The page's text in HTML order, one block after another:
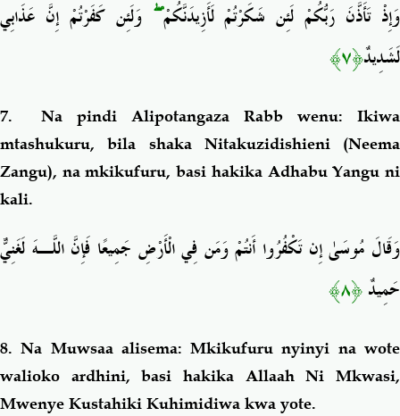
وَإِذْ تَأَذَّنَ رَبُّكُمْ لَئِن شَكَرْتُمْ لَأَزِيدَنَّكُمْۖ وَلَئِن كَفَرْتُمْ إِنَّ عَذَابِي
لَشَدِيدٌ﴿٧﴾
7. Na pindi Alipotangaza Rabb wenu: Ikiwa
mtashukuru, bila shaka Nitakuzidishieni (Neema
Zangu), na mkikufuru, basi hakika Adhabu Yangu ni
kali.
وَقَالَ مُوسَىٰ إِن تَكْفُرُوا أَنتُمْ وَمَن فِي الْأَرْضِ جَمِيعًا فَإِنَّ اللَّـهَ لَغَنِيٌّ
حَمِيدٌ﴿٨﴾
8. Na Muwsaa alisema: Mkikufuru nyinyi na wote
walioko ardhini, basi hakika Allaah Ni Mkwasi,
Mwenye Kustahiki Kuhimidiwa kwa yote.